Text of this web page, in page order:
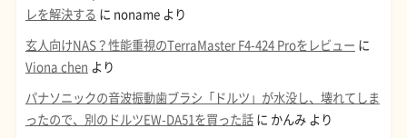
レを解決する に nonameより
玄人向けNAS？性能重視のTerraMaster F4-424 Proをレビュー に
Viona chen より
パナソニックの音波振動歯ブラシ「ドルツ」が水没し、壊れてしま
ったので、別のドルツEW-DA51を買った話に かんみより